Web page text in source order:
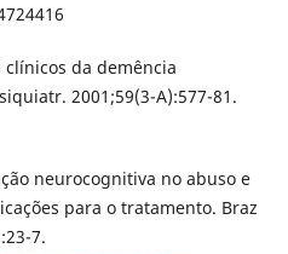
da demência
2001;59(3-A):577-81.
neurocognitiva no abuso e
para o tratamento. Braz
7.